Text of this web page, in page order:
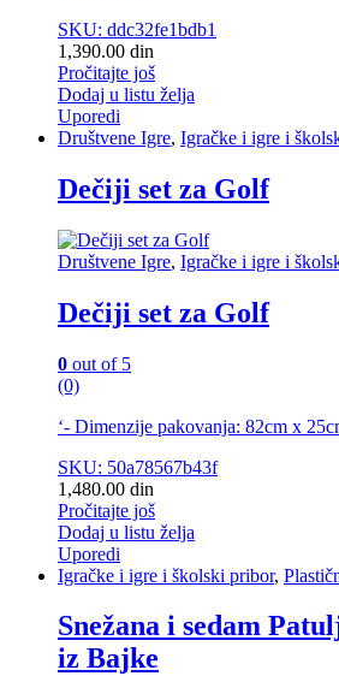
SKU: ddc32fe1bdb1
1,390.00 din
Pročitajte još
Dodaj u listu želja
Uporedi
Društvene Igre, Igračke i igre i
Dečiji set za Golf
Društvene Igre, Igračke i igre i
Dečiji set za Golf
0 out of 5
(0)
‘- Dimenzije pakovanja: 82cm x
SKU: 50a78567b43f
1,480.00 din
Pročitajte još
Dodaj u listu želja
Uporedi
Igračke i igre i školski pribor,
Snežana i sedam
iz Bajke